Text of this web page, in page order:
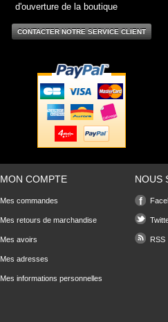
d'ouverture de la boutique
CONTACTER NOTRE SERVICE CLIENT
MON COMPTE
Mes commandes
Mes retours de marchandise
Mes avoirs
Mes adresses
Mes informations personnelles
NOUS
RSS